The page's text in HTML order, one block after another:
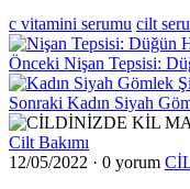
c vitamini serumu cilt
Önceki Nişan Tepsisi:
Sonraki Kadın Siyah
Cilt Bakımı
12/05/2022 · 0 yorum